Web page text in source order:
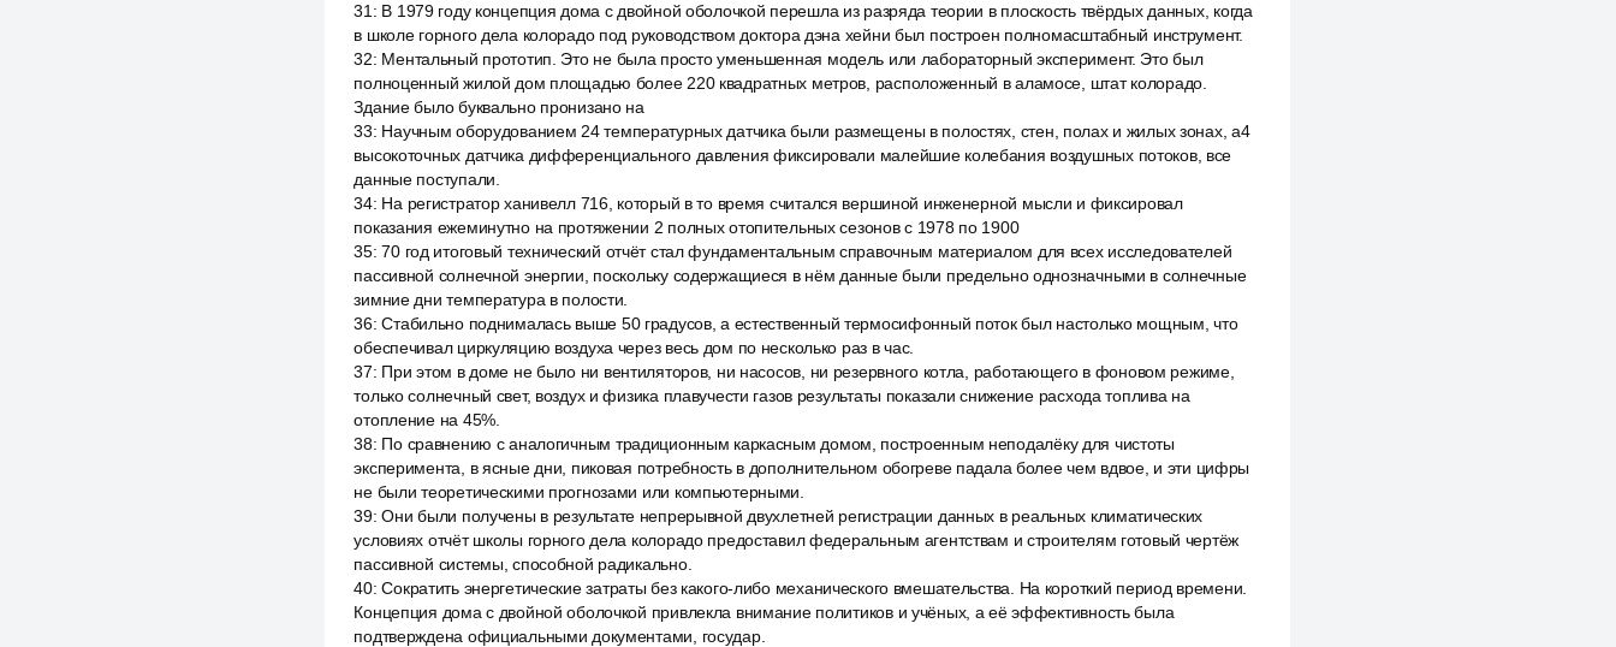
31 : В 1979 году концепция дома с двойной оболочкой перешла из разряда теории в плоскость твёрдых данных, когда
в школе горного дела колорадо под руководством доктора дэна хейни был построен полномасштабный инструмент.
32: Ментальный прототип. Это не была просто уменьшенная модель или лабораторный эксперимент. Это был
полноценный жилой дом площадью более 220 квадратных метров, расположенный в аламосе, штат колорадо.
Здание было буквально пронизано на
33: Научным оборудованием 24 температурных датчика были размещены в полостях, стен, полах и жилых зонах, a4
высокоточных датчика дифференциального давления фиксировали малейшие колебания воздушных потоков, все
данные поступали.
34: На регистратор ханивелл 716, который в то время считался вершиной инженерной мысли и фиксировал
показания ежеминутно на протяжении 2 полных отопительных сезонов с 1978 по 1900
35:70 год итоговый технический отчёт стал фундаментальным справочным материалом для всех исследователей
пассивной солнечной энергии, поскольку содержащиеся в нём данные были предельно однозначными в солнечные
зимние дни температура в полости.
36:Стабильно поднималась выше 50 градусов, а естественный термосифонный поток был настолько мощным, что
обеспечивал циркуляцию воздуха через весь дом по несколько раз в час.
37: При этом в доме не было ни вентиляторов, ни насосов, ни резервного котла, работающего в фоновом режиме,
только солнечный свет, воздух и физика плавучести газов результаты показали снижение расхода топлива на
отопление на 45%.
38: По сравнению с аналогичным традиционным каркасным домом, построенным неподалёку для чистоты
эксперимента, в ясные дни, пиковая потребность в дополнительном обогреве падала более чем вдвое, и эти цифры
не были теоретическими прогнозами или компьютерными.
39:Они были получены в результате непрерывной двухлетней регистрации данных в реальных климатических
условиях отчёт школы горного дела колорадо предоставил федеральным агентствам и строителям готовый чертёж
пассивной системы, способной радикально.
40:Сократить энергетические затраты без какого-либо механического вмешательства. На короткий период времени.
Концепция дома с двойной оболочкой привлекла внимание политиков и учёных, а её эффективность была
подтверждена официальными документами, государ.